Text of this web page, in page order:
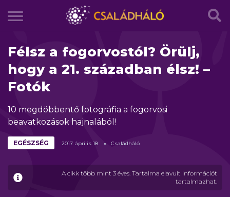
Félsz a fogorvostól? Örülj,
hogy a 21. században élsz! –
Fotók
10 megdöbbentő fotográfia a fogorvosi
beavatkozások hajnalából!
A cikk több mint 3 éves. Tartalma elavult információt
tartalmazhat.
EGÉSZSÉG 2017. április 18. Családháló